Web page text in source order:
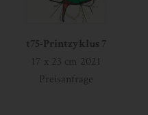
t75-Printzyklus 7
17 x 23 cm 2021
Preisanfrage